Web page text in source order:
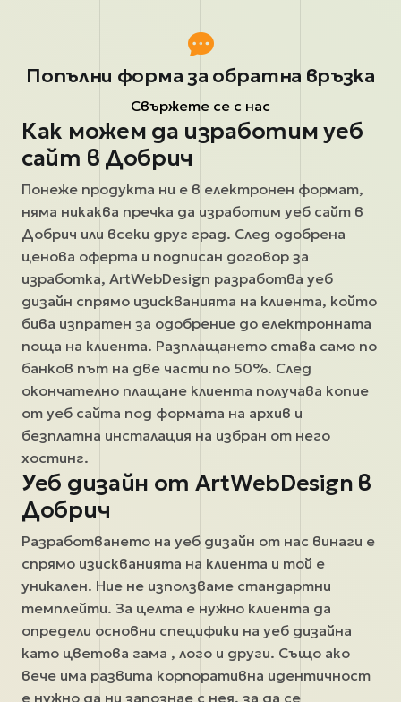
Попълни форма за обратна връзка
Свържете се с нас
Как можем да изработим уеб
сайт в Добрич
Понеже продукта ни е в електронен формат,
няма никаква пречка да изработим уеб сайт в
Добрич или всеки друг град. След одобрена
ценова оферта и подписан договор за
изработка, ArtWebDesign разработва уеб
дизайн спрямо изискванията на клиента, който
бива изпратен за одобрение до електронната
поща на клиента. Разплащането става само по
банков път на две части по 50%. След
окончателно плащане клиента получава копие
от уеб сайта под формата на архив и
безплатна инсталация на избран от него
хостинг.
Уеб дизайн от ArtWebDesign в
Добрич
Разработването на уеб дизайн от нас винаги е
спрямо изискванията на клиента и той е
уникален. Ние не използваме стандартни
темплейти. За целта е нужно клиента да
определи основни специфики на уеб дизайна
като цветова гама , лого и други. Също ако
вече има развита корпоративна идентичност
е нужно да ни запознае с нея, за да се